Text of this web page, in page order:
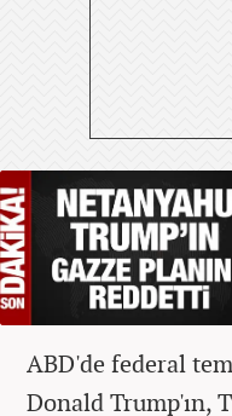
ABD'de federal
Donald Trump'ın,